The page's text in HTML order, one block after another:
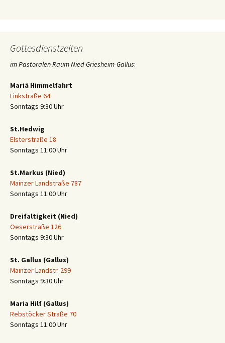
Gottesdienstzeiten
im Pastoralen Raum Nied-Griesheim-Gallus:
Mariä Himmelfahrt
Linkstraße 64
Sonntags 9:30 Uhr
St.Hedwig
Elsterstraße 18
Sonntags 11:00 Uhr
St.Markus (Nied)
Mainzer Landstraße 787
Sonntags 11:00 Uhr
Dreifaltigkeit (Nied)
Oeserstraße 126
Sonntags 9:30 Uhr
St. Gallus (Gallus)
Mainzer Landstr. 299
Sonntags 9:30 Uhr
Maria Hilf (Gallus)
Rebstöcker Straße 70
Sonntags 11:00 Uhr